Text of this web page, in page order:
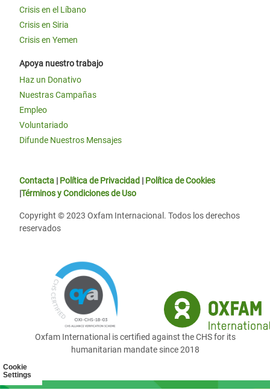
Cookie
Settings
Crisis en el Líbano
Crisis en Siria
Crisis en Yemen
Apoya nuestro trabajo
Haz un Donativo
Nuestras Campañas
Empleo
Voluntariado
Difunde Nuestros Mensajes
Contacta | Política de Privacidad | Política de Cookies
|Términos y Condiciones de Uso
Copyright © 2023 Oxfam Internacional. Todos los derechos
reservados
Oxfam International is certified against the CHS for its
humanitarian mandate since 2018